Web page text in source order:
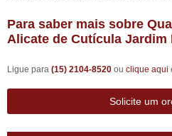
Para saber mais sobre
Alicate de Cutícula Jardim
Ligue para (15) 2104-8520 ou clique aqui
Solicite um